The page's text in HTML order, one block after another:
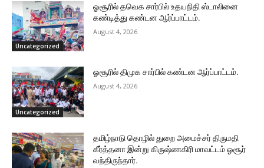
Uncategorized
ஓசூரில் தவெக சார்பில் உதயநிதி ஸ்டாலினை
கண்டித்து கண்டன ஆர்ப்பாட்டம்.
August 4, 2026
Uncategorized
ஓசூரில் திமுக சார்பில் கண்டன ஆர்ப்பாட்டம்.
August 4, 2026
தமிழ்நாடு தொழில் துறை அமைச்சர் திருமதி
கீர்த்தனா இன்று கிருஷ்ணகிரி மாவட்டம் ஓசூர்
வந்திருந்தார்.